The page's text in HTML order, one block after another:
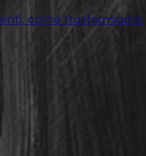
come trasformiamo